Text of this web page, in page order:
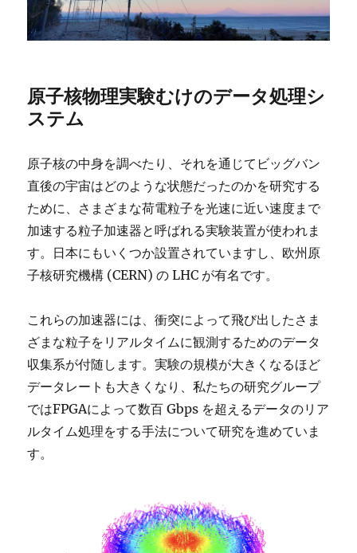
原子核物理実験むけのデータ処理シ
ステム
原子核の中身を調べたり、それを通じてビッグバン
直後の宇宙はどのような状態だったのかを研究する
ために、さまざまな荷電粒子を光速に近い速度まで
加速する粒子加速器と呼ばれる実験装置が使われま
す。日本にもいくつか設置されていますし、欧州原
子核研究機構 (CERN) の LHC が有名です。
これらの加速器には、衝突によって飛び出したさま
ざまな粒子をリアルタイムに観測するためのデータ
収集系が付随します。実験の規模が大きくなるほど
データレートも大きくなり、私たちの研究グループ
ではFPGAによって数百 Gbps を超えるデータのリア
ルタイム処理をする手法について研究を進めていま
す。